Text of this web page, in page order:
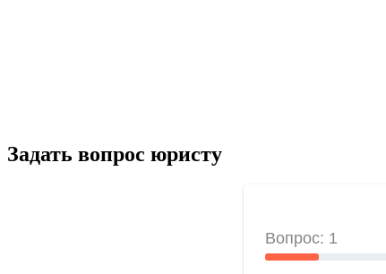
Задать вопрос юристу